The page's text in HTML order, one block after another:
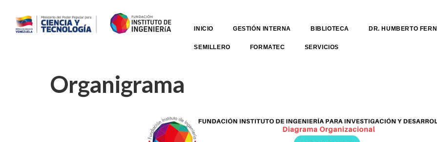
INICIO GESTIÓN INTERNA BIBLIOTECA DR. HUMBERTO
SEMILLERO FORMATEC SERVICIOS
Organigrama